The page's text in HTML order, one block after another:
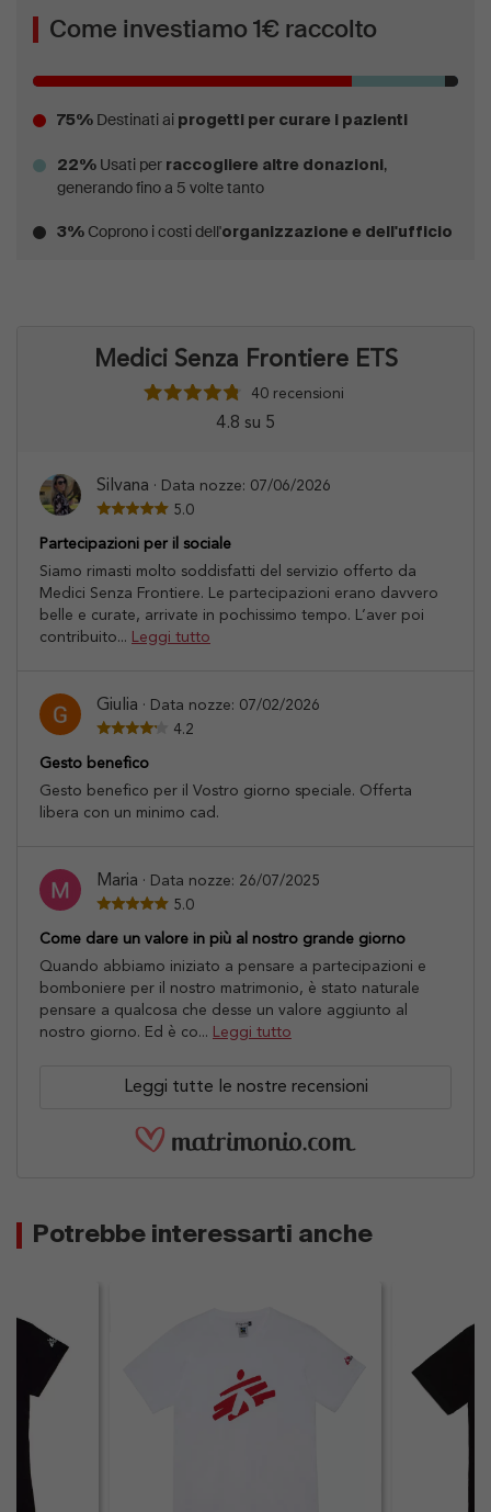
Come investiamo 1€ raccolto
75% Destinati ai progetti per curare i pazienti
22% Usati per raccogliere altre donazioni ,
generando fino a 5 volte tanto
3% Coprono i costi dell'organizzazione e dell'ufficio
Medici Senza Frontiere ETS
40 recensioni
4.8 su 5
Silvana · Data nozze: 07/06/2026
5.0
Partecipazioni per il sociale
Siamo rimasti molto soddisfatti del servizio offerto da
Medici Senza Frontiere. Le partecipazioni erano davvero
belle e curate, arrivate in pochissimo tempo. L’aver poi
contribuito... Leggi tutto
Giulia · Data nozze: 07/02/2026
4.2
Gesto benefico
Gesto benefico per il Vostro giorno speciale. Offerta
libera con un minimo cad.
Maria · Data nozze: 26/07/2025
5.0
Come dare un valore in più al nostro grande giorno
Quando abbiamo iniziato a pensare a partecipazioni e
bomboniere per il nostro matrimonio, è stato naturale
pensare a qualcosa che desse un valore aggiunto al
nostro giorno. Ed è co... Leggi tutto
Leggi tutte le nostre recensioni
Potrebbe interessarti anche